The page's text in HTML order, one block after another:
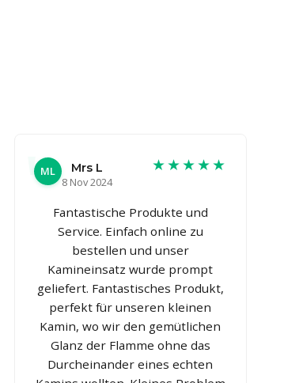
ML
Mrs L
8 Nov 2024
★★★★★
Fantastische Produkte und
Service. Einfach online zu
bestellen und unser
Kamineinsatz wurde prompt
geliefert. Fantastisches Produkt,
perfekt für unseren kleinen
Kamin, wo wir den gemütlichen
Glanz der Flamme ohne das
Durcheinander eines echten